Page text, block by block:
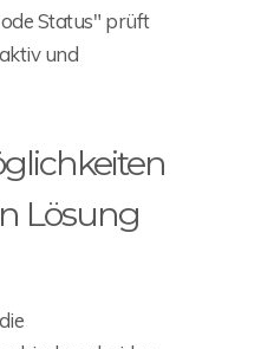
Status" prüft
und
Lösung